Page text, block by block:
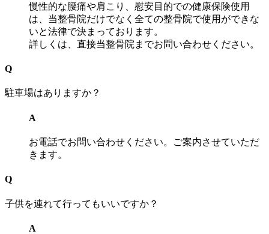
慢性的な腰痛や肩こり、慰安目的での健康保険使用
は、当整骨院だけでなく全ての整骨院で使用ができな
いと法律で決まっております。
詳しくは、直接当整骨院までお問い合わせください。
Q
駐車場はありますか？
A
お電話でお問い合わせください。ご案内させていただ
きます。
Q
子供を連れて行ってもいいですか？
A